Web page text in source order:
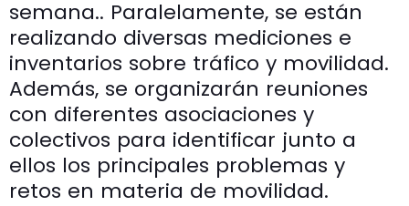
semana.. Paralelamente, se están
realizando diversas mediciones e
inventarios sobre tráfico y movilidad.
Además, se organizarán reuniones
con diferentes asociaciones y
colectivos para identificar junto a
ellos los principales problemas y
retos en materia de movilidad.